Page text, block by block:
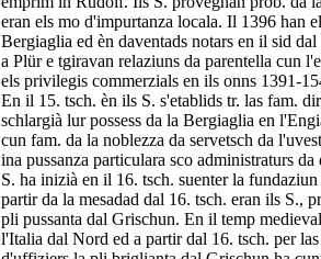
eran els mo d'impurtanza locala. Il 1396 han
Bergiaglia ed èn daventads notars en il sid
a Plür e tgiravan relaziuns da parentella cun
els privilegis commerzials en ils onns 1391-
En il 15. tsch. èn ils S. s'etablids tr. las fam.
schlargià lur possess da la Bergiaglia en
cun fam. da la noblezza da servetsch da
ina pussanza particulara sco administraturs
S. ha inizià en il 16. tsch. suenter la
partir da la mesadad dal 16. tsch. eran ils S.,
pli pussanta dal Grischun. En il temp
l'Italia dal Nord ed a partir dal 16. tsch. per